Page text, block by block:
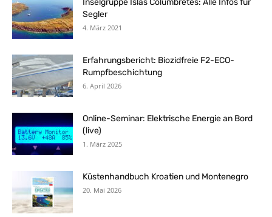
Segler
4. März 2021
Erfahrungsbericht: Biozidfreie F2-ECO-
Rumpfbeschichtung
6. April 2026
Online-Seminar: Elektrische Energie an Bord
(live)
1. März 2025
Küstenhandbuch Kroatien und Montenegro
20. Mai 2026